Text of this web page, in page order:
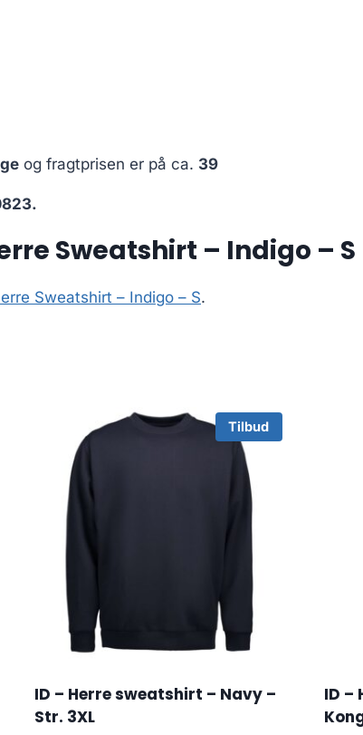
og fragtprisen er på ca. 39
Sweatshirt – Indigo – S
Sweatshirt – Indigo – S.
Tilbud
ID – Herre sweatshirt – Navy –
Str. 3XL
ID –